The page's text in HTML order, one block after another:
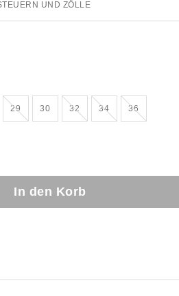
UND ZÖLLE
29Ausverkauft!
30 32Ausverkauft!
34Ausverkauft!
36Ausverkauft!
In den Korb